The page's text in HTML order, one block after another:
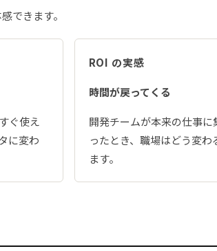
できます。
ぐ使え
に変わ
ROI の実感
時間が戻ってくる
開発チームが本来の仕事
ったとき、職場はどう変
ます。